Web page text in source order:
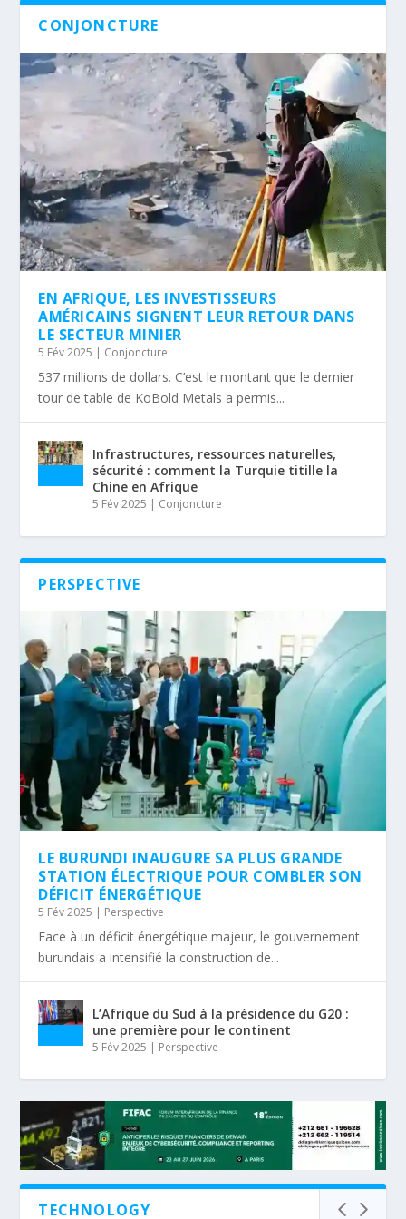
CONJONCTURE
EN AFRIQUE, LES INVESTISSEURS
AMÉRICAINS SIGNENT LEUR RETOUR DANS
LE SECTEUR MINIER
5 Fév 2025 Conjoncture
537 millions de dollars. C’est le montant que le dernier
tour de table de KoBold Metals a permis...
Infrastructures, ressources naturelles,
sécurité : comment la Turquie titille la
Chine en Afrique
5 Fév 2025 Conjoncture
PERSPECTIVE
LE BURUNDI INAUGURE SA PLUS GRANDE
STATION ÉLECTRIQUE POUR COMBLER SON
DÉFICIT ÉNERGÉTIQUE
5 Fév 2025 | Perspective
Face à un déficit énergétique majeur, le gouvernement
burundais a intensifié la construction de...
L’Afrique du Sud à la présidence du G20 :
une première pour le continent
5 Fév 2025 | Perspective
TECHNOLOGY